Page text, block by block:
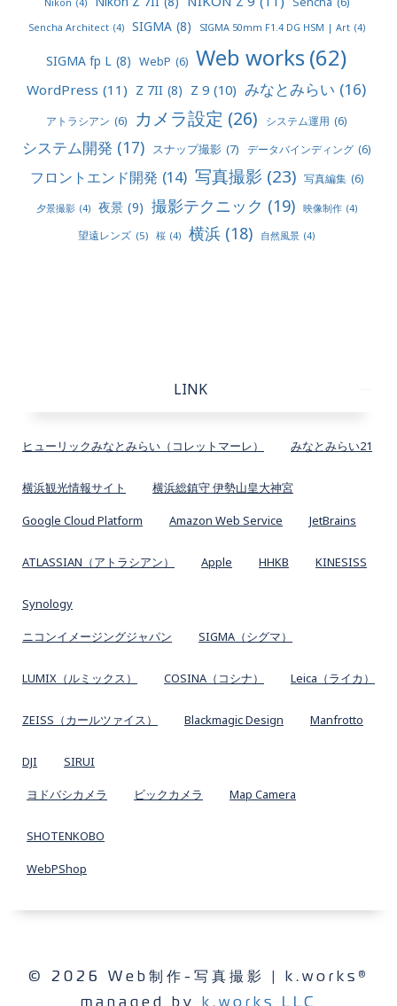
Nikon (4)
Sencha Architect (4) SIGMA (8) SIGMA 50mm F1.4 DG HSM | Art (4)
SIGMA fp L (8) WebP (6) Web works(62)
WordPress (11) Z 7II (8) Z 9 (10) みなとみらい (16)
アトラシアン (6) カメラ設定 (26) システム運用 (6)
システム開発 (17) スナップ撮影 (7) データバインディング (6)
フロントエンド開発 (14) 写真撮影 (23) 写真編集 (6)
夕景撮影 (4) 夜景 (9) 撮影テクニック (19) 映像制作 (4)
望遠レンズ (5) 桜 (4) 横浜 (18) 自然風景 (4)
LINK
ヒューリックみなとみらい（コレットマーレ） みなとみらい21
横浜観光情報サイト 横浜総鎮守 伊勢山皇大神宮
Google Cloud Platform Amazon Web Service JetBrains
ATLASSIAN（アトラシアン） Apple HHKB KINESISS
Synology
ニコンイメージングジャパン SIGMA（シグマ）
LUMIX（ルミックス） COSINA（コシナ） Leica（ライカ）
ZEISS（カールツァイス） Blackmagic Design Manfrotto
DJI SIRUI
ヨドバシカメラ ビックカメラ Map Camera
SHOTENKOBO
WebPShop
© 2026 Web制作-写真撮影 | k.works®
managed by
k.works LLC